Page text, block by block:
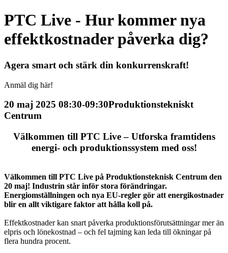
PTC Live - Hur kommer nya
effektkostnader påverka dig?
Agera smart och stärk din konkurrenskraft!
Anmäl dig här!
20 maj 2025 08:30-09:30Produktionstekniskt
Centrum
Välkommen till PTC Live – Utforska framtidens
energi- och produktionssystem med oss!
Välkommen till PTC Live på Produktionsteknisk Centrum den
20 maj! Industrin står inför stora förändringar.
Energiomställningen och nya EU-regler gör att energikostnader
blir en allt viktigare faktor att hålla koll på.
Effektkostnader kan snart påverka produktionsförutsättningar mer än
elpris och lönekostnad – och fel tajming kan leda till ökningar på
flera hundra procent.